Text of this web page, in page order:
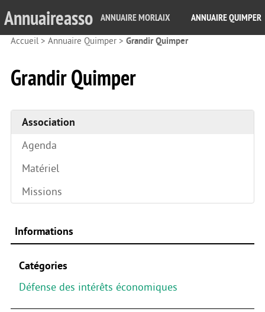
Annuaireasso ANNUAIRE MORLAIX ANNUAIRE QUIMPER
Accueil> Annuaire Quimper > Grandir Quimper
Grandir Quimper
Association
Agenda
Matériel
Missions
Informations
Catégories
Défense des intérêts économiques